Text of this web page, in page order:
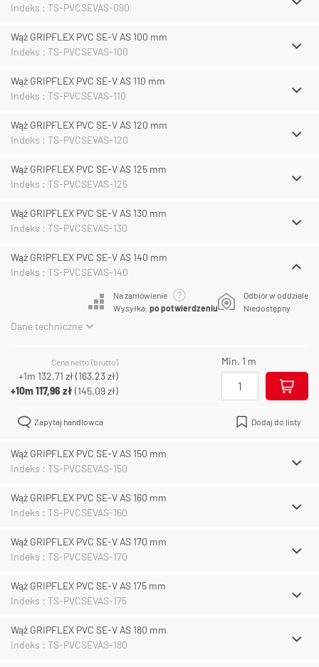
Indeks : TS-PVCSEVAS-090
Wąż GRIPFLEX PVC SE-V AS 100 mm
Indeks : TS-PVCSEVAS-100
Wąż GRIPFLEX PVC SE-V AS 110 mm
Indeks : TS-PVCSEVAS-110
Wąż GRIPFLEX PVC SE-V AS 120 mm
Indeks : TS-PVCSEVAS-120
Wąż GRIPFLEX PVC SE-V AS 125 mm
Indeks : TS-PVCSEVAS-125
Wąż GRIPFLEX PVC SE-V AS 130 mm
Indeks : TS-PVCSEVAS-130
Wąż GRIPFLEX PVC SE-V AS 140 mm
Indeks : TS-PVCSEVAS-140
Na zamówienie
Wysyłka: po potwierdzeniu
Odbiór w oddziale
Niedostępny
Dane techniczne
Cena netto (brutto)
+1m 132,71 zł(163,23 zł)
+10m117,96 zł(145,09 zł)
Min. 1 m
Zapytaj handlowca Dodaj do listy
Wąż GRIPFLEX PVC SE-V AS 150 mm
Indeks : TS-PVCSEVAS-150
Wąż GRIPFLEX PVC SE-V AS 160 mm
Indeks : TS-PVCSEVAS-160
Wąż GRIPFLEX PVC SE-V AS 170 mm
Indeks : TS-PVCSEVAS-170
Wąż GRIPFLEX PVC SE-V AS 175 mm
Indeks : TS-PVCSEVAS-175
Wąż GRIPFLEX PVC SE-V AS 180 mm
Indeks : TS-PVCSEVAS-180